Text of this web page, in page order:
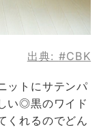
出典: #CBK
ットにサテンパ
い◎黒のワイド
くれるのでどん